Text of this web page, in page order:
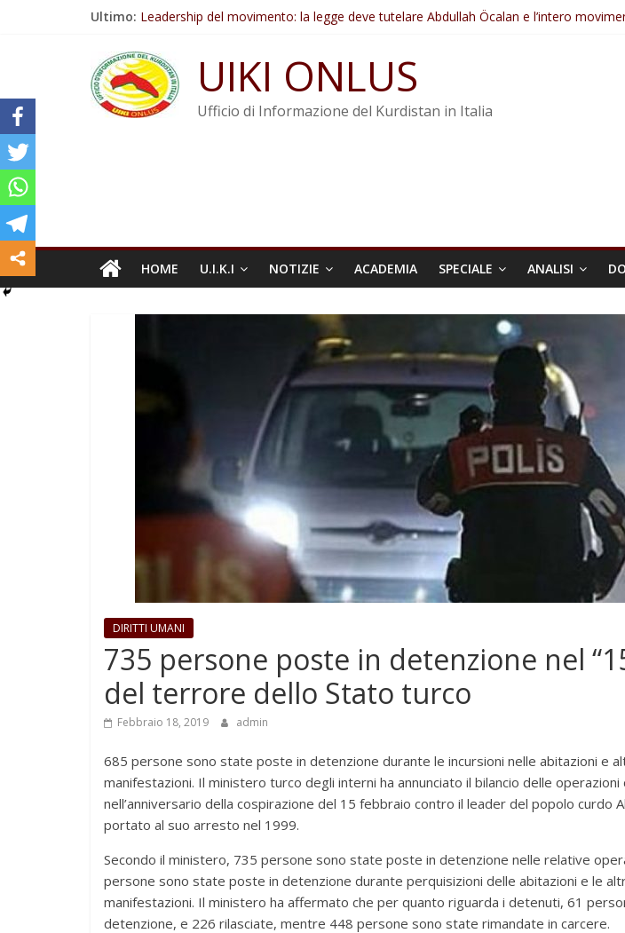
Ultimo: Leadership del movimento: la legge deve tutelare Abdullah Öcalan e l’intero
Non tenere conto della situazione di Rêber Apo ostacolerebbe l’attuazione della legge
Il KNK chiede un’azione internazionale contro i crimini di guerra dell’Iran
Abdullah Öcalan: Le legge negativa deve essere trasformata in legge positiva
UIKI ONLUS
Ufficio di Informazione del Kurdistan in Italia
HOME U.I.K.I NOTIZIE ACADEMIA SPECIALE ANALISI
DIRITTI UMANI
735 persone poste in detenzione nel
del terrore dello Stato turco
Febbraio 18, 2019 admin
685 persone sono state poste in detenzione durante le incursioni nelle abitazioni e
manifestazioni. Il ministero turco degli interni ha annunciato il bilancio delle
nell’anniversario della cospirazione del 15 febbraio contro il leader del popolo curdo
portato al suo arresto nel 1999.
Secondo il ministero, 735 persone sono state poste in detenzione nelle relative
persone sono state poste in detenzione durante perquisizioni delle abitazioni e le
manifestazioni. Il ministero ha affermato che per quanto riguarda i detenuti, 61
detenzione, e 226 rilasciate, mentre 448 persone sono state rimandate in carcere.